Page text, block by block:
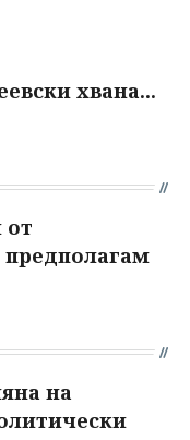
хвана...
от
предполагам
на